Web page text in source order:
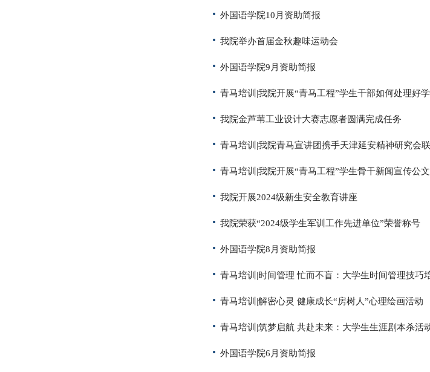
外国语学院10月资助简报
我院举办首届金秋趣味运动会
外国语学院9月资助简报
青马培训|我院开展“青马工程”学生干部如何处理好
我院金芦苇工业设计大赛志愿者圆满完成任务
青马培训|我院青马宣讲团携手天津延安精神研究会
青马培训|我院开展“青马工程”学生骨干新闻宣传公文
我院开展2024级新生安全教育讲座
我院荣获“2024级学生军训工作先进单位”荣誉称号
外国语学院8月资助简报
青马培训|时间管理 忙而不盲：大学生时间管理技巧
青马培训|解密心灵 健康成长“房树人”心理绘画活动
青马培训|筑梦启航 共赴未来：大学生生涯剧本杀活
外国语学院6月资助简报